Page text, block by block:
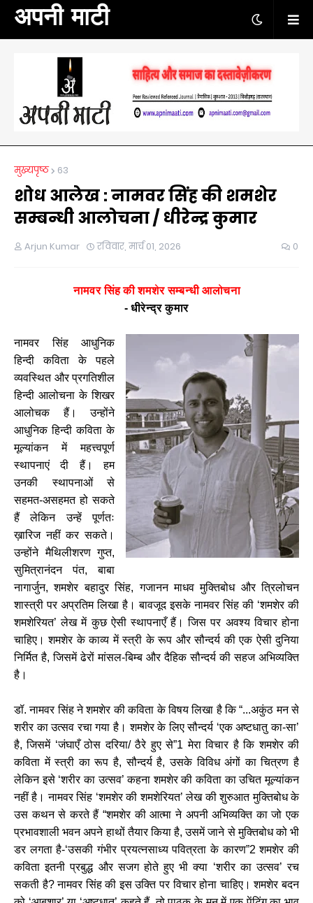
अपनी माटी
मुख्यपृष्ठ 63
शोध आलेख : नामवर सिंह की शमशेर
सम्बन्धी आलोचना / धीरेन्द्र कुमार
Arjun Kumar रविवार, मार्च 01, 2026 0
नामवर सिंह की शमशेर सम्बन्धी आलोचना
- धीरेन्द्र कुमार
नामवर सिंह आधुनिक
हिन्दी कविता के पहले
व्यवस्थित और प्रगतिशील
हिन्दी आलोचना के शिखर
आलोचक हैं। उन्होंने
आधुनिक हिन्दी कविता के
मूल्यांकन में महत्त्वपूर्ण
स्थापनाएं दी हैं। हम
उनकी स्थापनाओं से
सहमत-असहमत हो सकते
हैं लेकिन उन्हें पूर्णतः
ख़ारिज नहीं कर सकते।
उन्होंने मैथिलीशरण गुप्त,
सुमित्रानंदन पंत, बाबा
नागार्जुन, शमशेर बहादुर सिंह, गजानन माधव मुक्तिबोध और त्रिलोचन
शास्त्री पर अप्रतिम लिखा है। बावजूद इसके नामवर सिंह की ‘शमशेर की
शमशेरियत’ लेख में कुछ ऐसी स्थापनाएँ हैं। जिस पर अवश्य विचार होना
चाहिए। शमशेर के काव्य में स्त्री के रूप और सौन्दर्य की एक ऐसी दुनिया
निर्मित है, जिसमें ढेरों मांसल-बिम्ब और दैहिक सौन्दर्य की सहज अभिव्यक्ति
है।
डॉ. नामवर सिंह ने शमशेर की कविता के विषय लिखा है कि “...अकुंठ मन से
शरीर का उत्सव रचा गया है। शमशेर के लिए सौन्दर्य ‘एक अष्टधातु का-सा’
है, जिसमें ‘जंघाएँ ठोस दरिया/ ठैरे हुए से”1 मेरा विचार है कि शमशेर की
कविता में स्त्री का रूप है, सौन्दर्य है, उसके विविध अंगों का चित्रण है
लेकिन इसे ‘शरीर का उत्सव’ कहना शमशेर की कविता का उचित मूल्यांकन
नहीं है। नामवर सिंह ‘शमशेर की शमशेरियत’ लेख की शुरुआत मुक्तिबोध के
उस कथन से करते हैं “शमशेर की आत्मा ने अपनी अभिव्यक्ति का जो एक
प्रभावशाली भवन अपने हाथों तैयार किया है, उसमें जाने से मुक्तिबोध को भी
डर लगता है-‘उसकी गंभीर प्रयत्नसाध्य पवित्रता के कारण”2 शमशेर की
कविता इतनी प्रबुद्ध और सजग होते हुए भी क्या ‘शरीर का उत्सव’ रच
सकती है? नामवर सिंह की इस उक्ति पर विचार होना चाहिए। शमशेर बदन